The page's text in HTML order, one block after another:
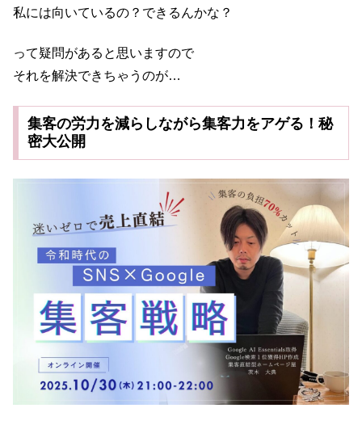
私には向いているの？できるんかな？
って疑問があると思いますので
それを解決できちゃうのが…
集客の労力を減らしながら集客力をアゲる！秘
密大公開